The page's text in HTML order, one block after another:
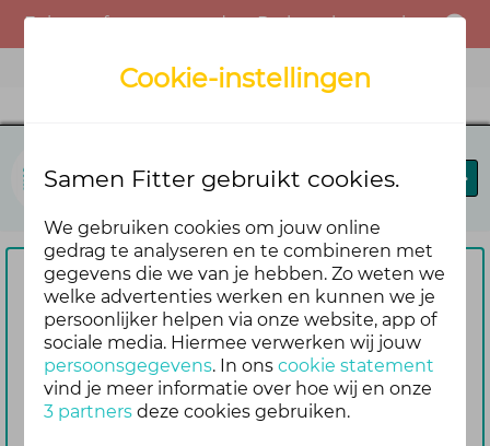
Samen Fitter
Om te reageren vragen we je
eerst om in te loggen
Nog geen account? Maak er dan
gemakkelijk en snel één aan. Dan blijf je
ook automatisch op de hoogte van de
Cookie-instellingen
Samen Fitter gebruikt cookies.
We gebruiken cookies om jouw online
gedrag te analyseren en te combineren met
gegevens die we van je hebben. Zo weten we
welke advertenties werken en kunnen we je
persoonlijker helpen via onze website, app of
sociale media. Hiermee verwerken wij jouw
persoonsgegevens. In onscookie statement
vind je meer informatie over hoe wij en onze
3 partners deze cookies gebruiken.
Er is een fout opgetreden. Probeer het opnieuw of neem contact op met de beheerder.